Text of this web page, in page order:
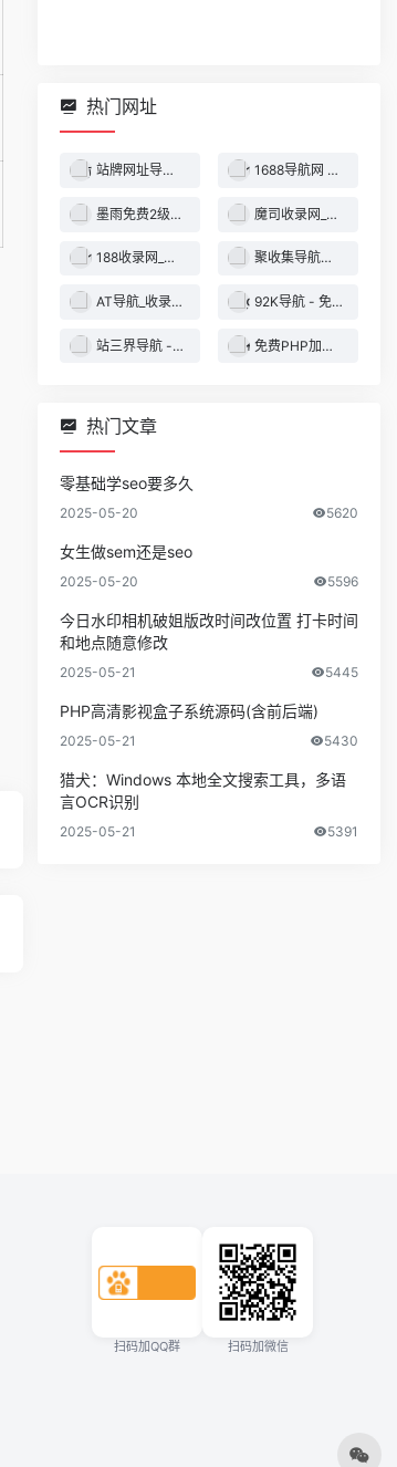
热门网址
站牌网址导航收录网 | 精选网站导航，自动秒收录服务 - 最全网址收录！ 1688导航网 - 技术导航 - 名站网址 - 名站导航 - 免费外链 - 免费收录网站
墨雨免费2级域名 - 二级域名分发服务平台 魔司收录网_分类目录网_免费网站目录_网站收录_网址提交_免费收录网站
188收录网_网站收录-友情链接交换-网址收录-自动秒收录 聚收集导航网 - 海量分类资源一站式导航
AT导航_收录网_免费收录网站_自动收录网_秒收录 92K导航 - 免费自动秒收录网址导航
站三界导航 - 网站目录,网址提交,分类目录,网站大全,名站导航之家 免费PHP加密系统 - PHP代码加密平台
热门文章
零基础学seo要多久
2025-05-20 5620
女生做sem还是seo
2025-05-20 5596
今日水印相机破姐版改时间改位置 打卡时间
和地点随意修改
2025-05-21 5445
PHP高清影视盒子系统源码(含前后端)
2025-05-21 5430
猎犬：Windows 本地全文搜索工具，多语
言OCR识别
2025-05-21 5391
扫码加QQ群 扫码加微信